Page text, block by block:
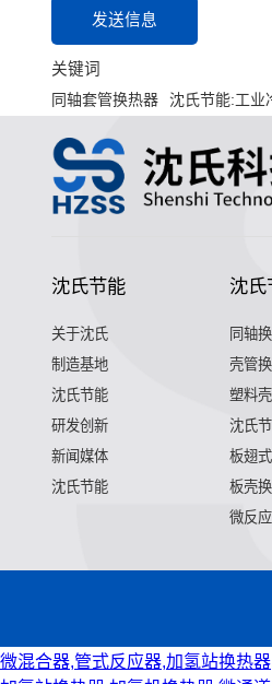
发送信息
关键词
同轴套管换热器
沈氏节能:工业
沈氏节能
关于沈氏
制造基地
沈氏节能
研发创新
新闻媒体
沈氏节能
沈氏
同轴
壳管
塑料
沈氏
板翅
板壳
微反
微混合器,管式反应器,加氢站换热